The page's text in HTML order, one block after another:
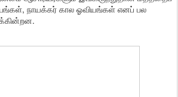
நாயக்கர் கால ஓவியங்கள் எனப் பல